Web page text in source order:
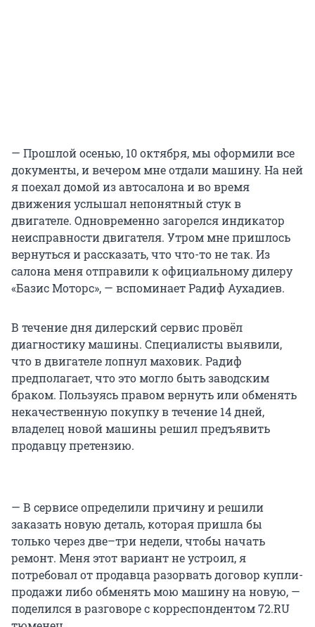
— Прошлой осенью, 10 октября, мы оформили все
документы, и вечером мне отдали машину. На ней
я поехал домой из автосалона и во время
движения услышал непонятный стук в
двигателе. Одновременно загорелся индикатор
неисправности двигателя. Утром мне пришлось
вернуться и рассказать, что что-то не так. Из
салона меня отправили к официальному дилеру
«Базис Моторс», — вспоминает Радиф Аухадиев.
В течение дня дилерский сервис провёл
диагностику машины. Специалисты выявили,
что в двигателе лопнул маховик. Радиф
предполагает, что это могло быть заводским
браком. Пользуясь правом вернуть или обменять
некачественную покупку в течение 14 дней,
владелец новой машины решил предъявить
продавцу претензию.
— В сервисе определили причину и решили
заказать новую деталь, которая пришла бы
только через две–три недели, чтобы начать
ремонт. Меня этот вариант не устроил, я
потребовал от продавца разорвать договор купли-
продажи либо обменять мою машину на новую, —
поделился в разговоре с корреспондентом 72.RU